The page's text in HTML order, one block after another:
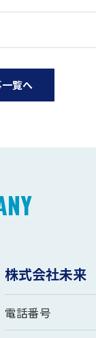
覧へ
株式会社未来
電話番号